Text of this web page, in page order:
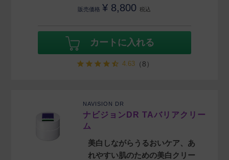
販売価格 ¥ 8,800 税込
カートに入れる
4.63（8）
NAVISION DR
ナビジョンDR TAバリアクリー
ム
美白しながらうるおいケア、あ
れやすい肌のための美白クリー